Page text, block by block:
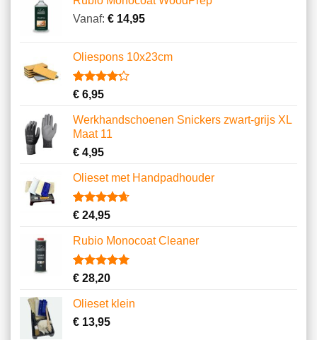
op
klantbeoordelingen
Vanaf: €14,95
Oliespons 10x23cm
Gewaardeerd
gebaseerd
op
9
klantbeoordelingen
€6,95
Werkhandschoenen Snickers zwart-grijs XL
Maat 11
€4,95
Olieset met Handpadhouder
Gewaardeerd
gebaseerd
op
11
klantbeoordelingen
€24,95
Rubio Monocoat Cleaner
Gewaardeerd
gebaseerd
op
2
klantbeoordelingen
€28,20
Olieset klein
€13,95